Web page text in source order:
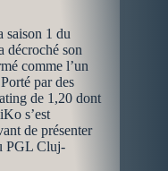
saison 1 du
son
comme l’un
par des
de 1,20 dont
s’est
de présenter
PGL Cluj-